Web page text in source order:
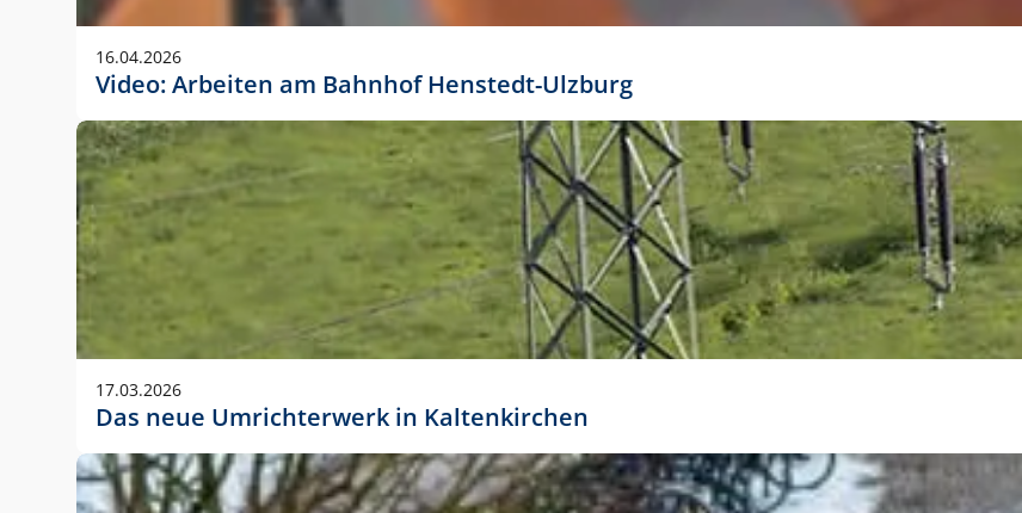
Die Logohöhe beträgt 4 – 10 % der jeweiligen Formathöhe. Daraus ergeben sich für gängige Formate
folgende fest definierte Anwendungsgrößen im Layout:
DIN A3 – 15 mm hoch (5 %)
DIN A1 – 39 mm hoch (5 %)
DIN lang – 10 mm hoch (5 %)
1080 x 1080 px – 78 px hoch (7 %)
In Ausnahmefällen darf das Logo jedoch auch größer oder kleiner gesetzt werden. Dazu bedarf es jedoch
stets der vorherigen Absprache mit der Marketingabteilung.
16.04.2026
Video: Arbeiten am Bahnhof Henstedt-Ulzburg
17.03.2026
Das neue Umrichterwerk in Kaltenkirchen